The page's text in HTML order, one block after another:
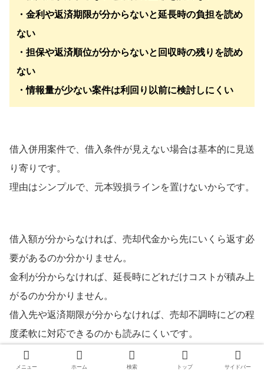
・金利や返済期限が分からないと延長時の負担を読め
ない
・担保や返済順位が分からないと回収時の残りを読め
ない
・情報量が少ない案件は利回り以前に検討しにくい
借入併用案件で、借入条件が見えない場合は基本的に見送
り寄りです。
理由はシンプルで、元本毀損ラインを置けないからです。
借入額が分からなければ、売却代金から先にいくら返す必
要があるのか分かりません。
金利が分からなければ、延長時にどれだけコストが積み上
がるのか分かりません。
借入先や返済期限が分からなければ、売却不調時にどの程
度柔軟に対応できるのかも読みにくいです。
メニュー ホーム 検索 トップ サイドバー